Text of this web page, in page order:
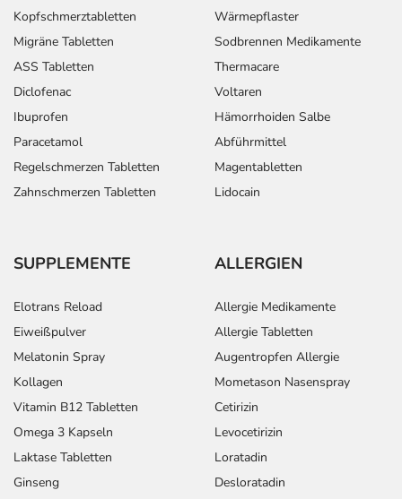
Kopfschmerztabletten
Migräne Tabletten
ASS Tabletten
Diclofenac
Ibuprofen
Paracetamol
Regelschmerzen Tabletten
Zahnschmerzen Tabletten
Wärmepflaster
Sodbrennen Medikamente
Thermacare
Voltaren
Hämorrhoiden Salbe
Abführmittel
Magentabletten
Lidocain
SUPPLEMENTE
Elotrans Reload
Eiweißpulver
Melatonin Spray
Kollagen
Vitamin B12 Tabletten
Omega 3 Kapseln
Laktase Tabletten
Ginseng
ALLERGIEN
Allergie Medikamente
Allergie Tabletten
Augentropfen Allergie
Mometason Nasenspray
Cetirizin
Levocetirizin
Loratadin
Desloratadin